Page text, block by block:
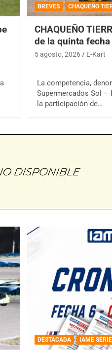
BREVES CHAQUEÑO
CHAQUEÑO
de la quinta fecha
5 agosto, 2026 E-Kart
La competencia,
Supermercados Sol –
la participación de…
DESTACADA IAME